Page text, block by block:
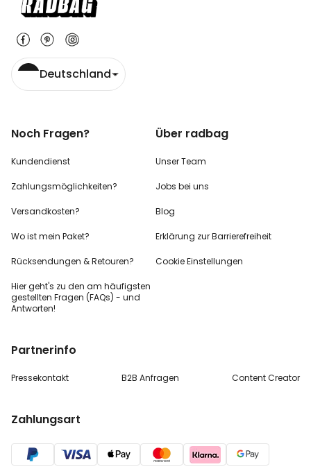
Deutschland
Noch Fragen?
Kundendienst
Zahlungsmöglichkeiten?
Versandkosten?
Wo ist mein Paket?
Rücksendungen & Retouren?
Hier geht's zu den am häufigsten
gestellten Fragen (FAQs) - und
Antworten!
Über radbag
Unser Team
Jobs bei uns
Blog
Erklärung zur Barrierefreiheit
Cookie Einstellungen
Partnerinfo
Pressekontakt B2B Anfragen Content Creator
Zahlungsart